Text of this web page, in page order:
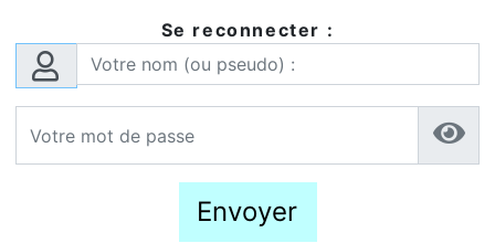
Se reconnecter :
Envoyer